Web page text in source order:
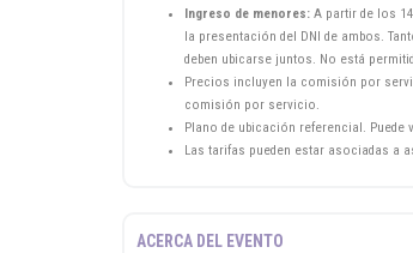
Ingreso de menores: A partir de los
la presentación del DNI de ambos.
deben ubicarse juntos. No está
Precios incluyen la comisión por
comisión por servicio.
Plano de ubicación referencial.
Las tarifas pueden estar asociadas a
ACERCA DEL EVENTO